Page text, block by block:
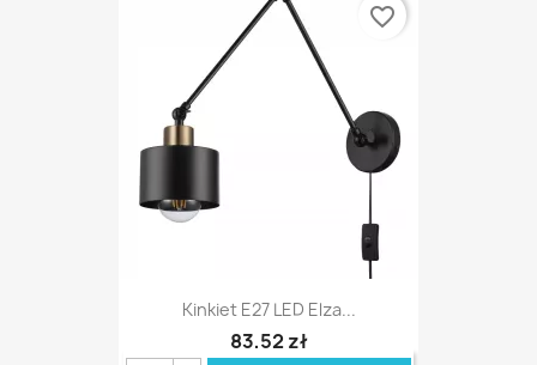
Kinkiet E27 LED Elza...
83,52 zł
favorite_border